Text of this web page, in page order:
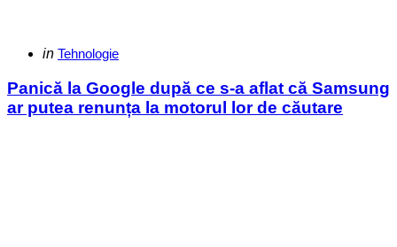
Categories
Posted
in Tehnologie
Panică la Google după ce s-a aflat că Samsung
ar putea renunța la motorul lor de căutare